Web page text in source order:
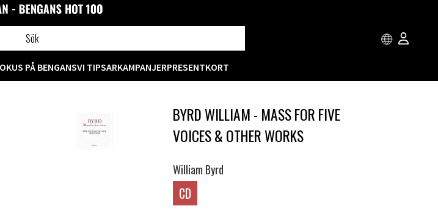
PÅ BENGANSVI TIPSARKAMPANJERPRESENTKORT
BYRD WILLIAM - MASS FOR FIVE
VOICES & OTHER WORKS
William Byrd
CD